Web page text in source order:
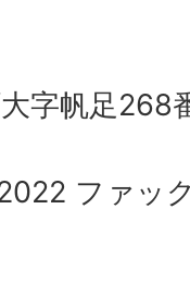
字帆足268
ファッ